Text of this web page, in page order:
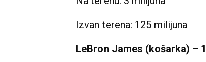
Izvan terena: 125 milijuna
LeBron James (košarka) –